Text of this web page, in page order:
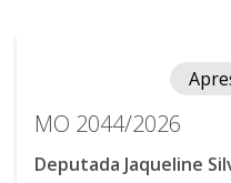
MO 2044/2026
Deputada Jaqueline